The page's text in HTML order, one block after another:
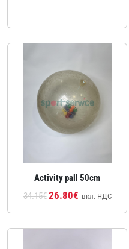
Activity pall 50cm
34.15€26.80€ вкл. НДС